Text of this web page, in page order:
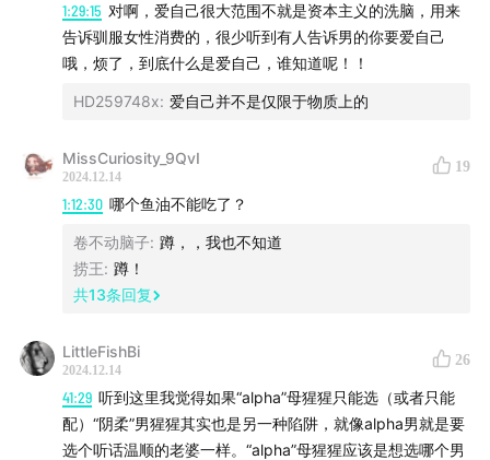
1:29:15 对啊，爱自己很大范围不就是资本主义的洗脑，用来
告诉驯服女性消费的，很少听到有人告诉男的你要爱自己
哦，烦了，到底什么是爱自己，谁知道呢！！
HD259748x: 爱自己并不是仅限于物质上的
MissCuriosity_9QvI
2024.12.14
19
1:12:30 哪个鱼油不能吃了？
卷不动脑子: 蹲，，我也不知道
捞王: 蹲！
共13条回复
LittleFishBi
2024.12.14
26
41:29 听到这里我觉得如果“alpha”母猩猩只能选（或者只能
配）“阴柔”男猩猩其实也是另一种陷阱，就像alpha男就是要
选个听话温顺的老婆一样。“alpha”母猩猩应该是想选哪个男